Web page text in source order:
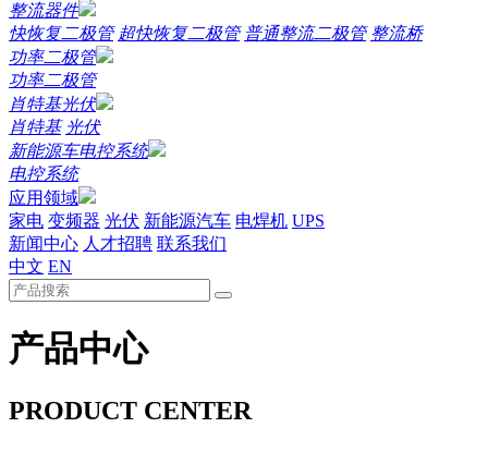
整流器件
快恢复二极管 超快恢复二极管 普通整流二极管 整流桥
功率二极管
功率二极管
肖特基光伏
肖特基 光伏
新能源车电控系统
电控系统
应用领域
家电 变频器 光伏 新能源汽车 电焊机 UPS
新闻中心 人才招聘 联系我们
中文 EN
产品中心
PRODUCT CENTER